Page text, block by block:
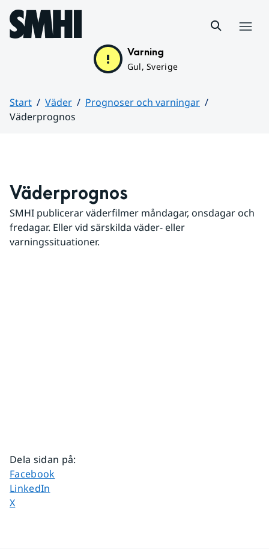
Hoppa till sidans innehåll
Varning
Gul, Sverige
Start Väder
Prognoser och varningar
Väderprognos
Väderprognos
SMHI publicerar väderfilmer måndagar, onsdagar och
fredagar. Eller vid särskilda väder- eller
varningssituationer.
Dela sidan på:
Dela sidan på
Facebook
Dela sidan på
LinkedIn
Dela sidan på
X